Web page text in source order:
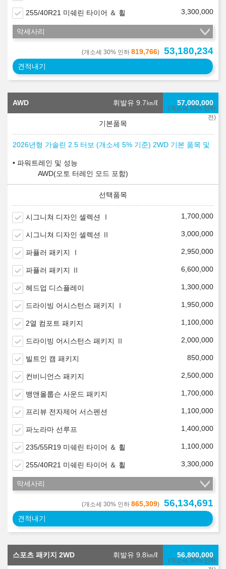
255/40R21 미쉐린 타이어 ＆ 휠 3,300,000
악세사리
(개소세 30% 인하 819,766) 53,180,234
견적내기
AWD 휘발유 9.7㎞/ℓ
(개소세 30% 인하
전)
57,000,000
2026년형 가솔린 2.5 터보 (개소세 5% 기준) 2WD 기본 품목 및
파워트레인 및 성능
AWD(오토 터레인 모드 포함)
시그니쳐 디자인 셀렉션 Ⅰ 1,700,000
시그니쳐 디자인 셀렉션 Ⅱ 3,000,000
파퓰러 패키지 Ⅰ 2,950,000
파퓰러 패키지 Ⅱ 6,600,000
헤드업 디스플레이 1,300,000
드라이빙 어시스턴스 패키지 Ⅰ 1,950,000
2열 컴포트 패키지 1,100,000
드라이빙 어시스턴스 패키지 Ⅱ 2,000,000
빌트인 캠 패키지 850,000
컨비니언스 패키지 2,500,000
뱅앤올룹슨 사운드 패키지 1,700,000
프리뷰 전자제어 서스펜션 1,100,000
파노라마 선루프 1,400,000
235/55R19 미쉐린 타이어 ＆ 휠 1,100,000
255/40R21 미쉐린 타이어 ＆ 휠 3,300,000
악세사리
(개소세 30% 인하 865,309) 56,134,691
견적내기
스포츠 패키지 2WD 휘발유 9.8㎞/ℓ
(개소세 30% 인하
56,800,000